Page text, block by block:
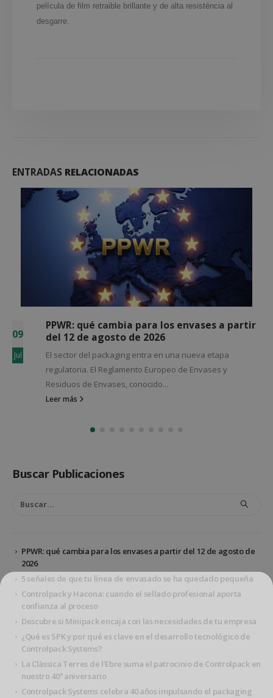
Suscríbete en nuestro newsletter
Obtén un cupón del 7%
*no es acumulable con el descuento del 10% en grandes
**válido solo en productos de material de embalaje
película de film retraible brillante y de alta resisténcia al
desgarre.
ENTRADAS RELACIONADAS
03
Jun
5 señales de que tu línea de envasado se ha
quedado pequeña
5 señales de que tu línea de envasado se ha quedado
pequeña Si cambiar de una referencia a otra supone
parar...
Leer más
Buscar Publicaciones
PPWR: qué cambia para los envases a partir del 12 de agosto de
2026
5 señales de que tu línea de envasado se ha quedado pequeña
Controlpack y Hacona: cuando el sellado profesional aporta
confianza al proceso
Descubre si Minipack encaja con las necesidades de tu empresa
¿Qué es SPK y por qué es clave en el desarrollo tecnológico de
Controlpack Systems?
La Clàssica Terres de l’Ebre suma el patrocinio de Controlpack en
nuestro 40º aniversario
Controlpack Systems celebra 40 años impulsando el packaging